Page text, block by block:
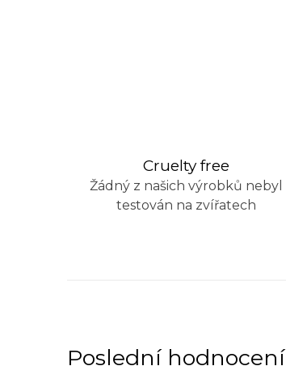
Cruelty free
Žádný z našich výrobků nebyl
testován na zvířatech
Poslední hodnocení